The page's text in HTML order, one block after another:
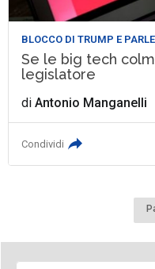
BLOCCO DI TRUMP E
Se le big tech
legislatore
diAntonio Manganelli
Condividi